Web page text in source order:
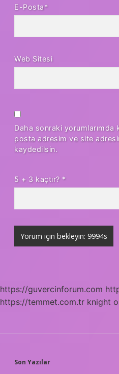
E-Posta*
Web Sitesi
Daha sonraki yorumlarımda
posta adresim ve site
kaydedilsin.
5 + 3 kaçtır? *
https://guvercinforum.com
https://temmet.com.tr knight
SIDEBAR
Son Yazılar